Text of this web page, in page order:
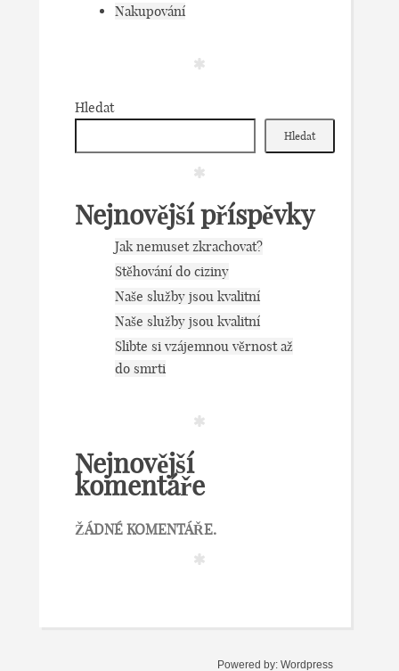
Nakupování
Hledat
Hledat
Nejnovější příspěvky
Jak nemuset zkrachovat?
Stěhování do ciziny
Naše služby jsou kvalitní
Naše služby jsou kvalitní
Slibte si vzájemnou věrnost až
do smrti
Nejnovější
komentáře
ŽÁDNÉ KOMENTÁŘE.
Powered by: Wordpress